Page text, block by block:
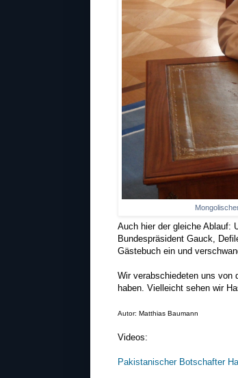
Auch hier der gleiche Ablauf:
Bundespräsident Gauck,
Gästebuch ein und
Wir verabschiedeten uns von
haben. Vielleicht sehen wir
Autor: Matthias Baumann
Videos:
Pakistanischer Botschafter